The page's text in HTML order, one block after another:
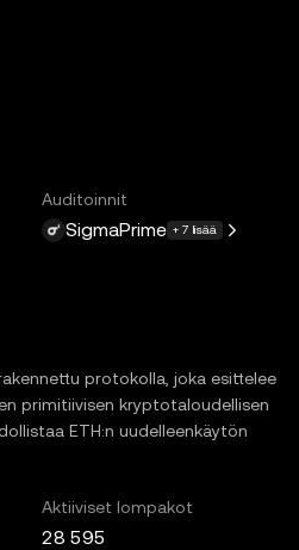
Auditoinnit
SigmaPrime + 7 lisää
protokolla, joka esittelee
primitiivisen kryptotaloudellisen
ETH:n uudelleenkäytön
Aktiiviset lompakot
28 595